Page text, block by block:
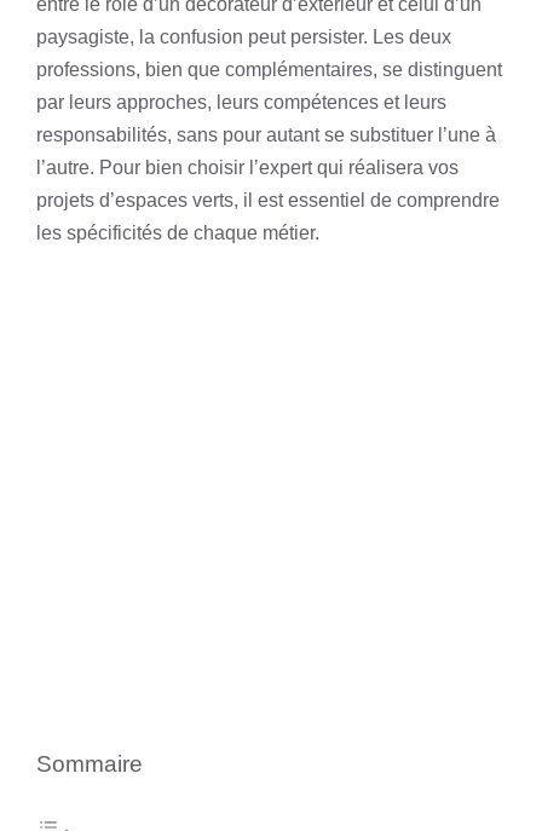
entre le rôle d’un décorateur d’extérieur et celui d’un
paysagiste, la confusion peut persister. Les deux
professions, bien que complémentaires, se distinguent
par leurs approches, leurs compétences et leurs
responsabilités, sans pour autant se substituer l’une à
l’autre. Pour bien choisir l’expert qui réalisera vos
projets d’espaces verts, il est essentiel de comprendre
les spécificités de chaque métier.
Sommaire